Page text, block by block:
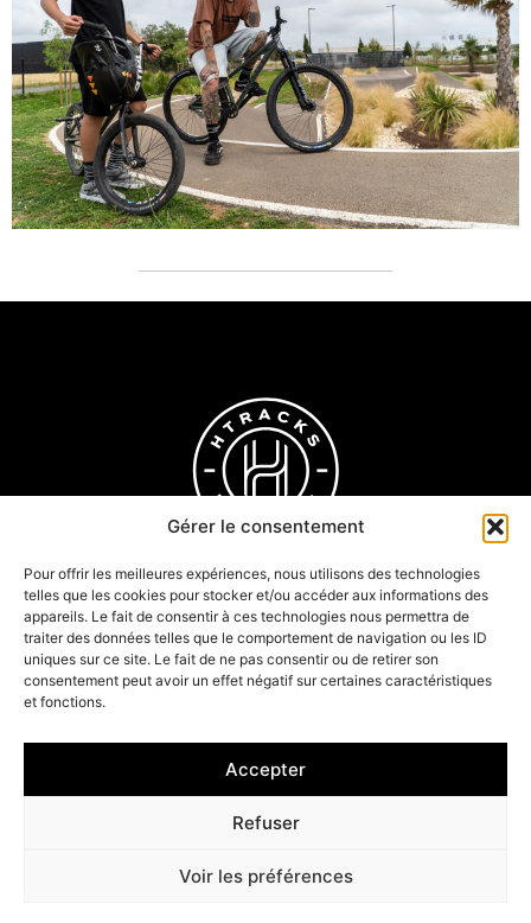
Gérer le consentement
Pour offrir les meilleures expériences, nous utilisons des technologies
telles que les cookies pour stocker et/ou accéder aux informations des
appareils. Le fait de consentir à ces technologies nous permettra de
traiter des données telles que le comportement de navigation ou les ID
uniques sur ce site. Le fait de ne pas consentir ou de retirer son
consentement peut avoir un effet négatif sur certaines caractéristiques
et fonctions.
Accepter
Refuser
Voir les préférences
Wall Ride
Bureau d'études
Propulsé par l’agence web Marque Digitale